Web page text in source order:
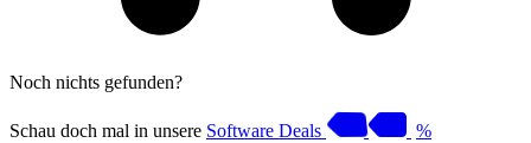
Noch nichts gefunden?
Schau doch mal in unsere Software Deals %